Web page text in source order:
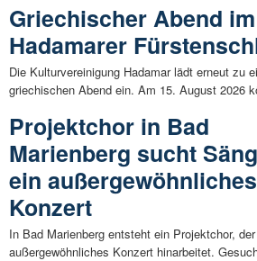
Griechischer Abend im
Hadamarer
Die Kulturvereinigung Hadamar lädt erneut zu
griechischen Abend ein. Am 15. August 2026
Projektchor in Bad
Marienberg sucht
ein außergewöhnliches
Konzert
In Bad Marienberg entsteht ein Projektchor,
außergewöhnliches Konzert hinarbeitet.